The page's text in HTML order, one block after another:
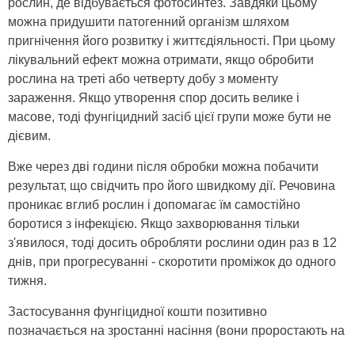
рослин, де відбувається фотосинтез. Завдяки цьому
можна придушити патогенний організм шляхом
пригнічення його розвитку і життєдіяльності. При цьому
лікувальний ефект можна отримати, якщо обробити
рослина на треті або четверту добу з моменту
зараження. Якщо утворення спор досить велике і
масове, тоді фунгіцидний засіб цієї групи може бути не
дієвим.
Вже через дві години після обробки можна побачити
результат, що свідчить про його швидкому дії. Речовина
проникає вглиб рослин і допомагає їм самостійно
боротися з інфекцією. Якщо захворювання тільки
з'явилося, тоді досить обробляти рослини один раз в 12
днів, при прогресуванні - скоротити проміжок до одного
тижня.
Застосування фунгіцидної кошти позитивно
позначається на зростанні насіння (вони проростають на